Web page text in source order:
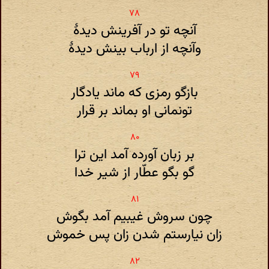
آنچه تو در آفرینش دیدهٔ
وآنچه از ارباب بینش دیدهٔ
بازگو رمزی که ماند یادگار
تونمانی او بماند بر قرار
بر زبان آورده آمد این ترا
گو بگو عطّار از شیر خدا
چون سروش غیبیم آمد بگوش
زان نیارستم شدن زان پس خموش